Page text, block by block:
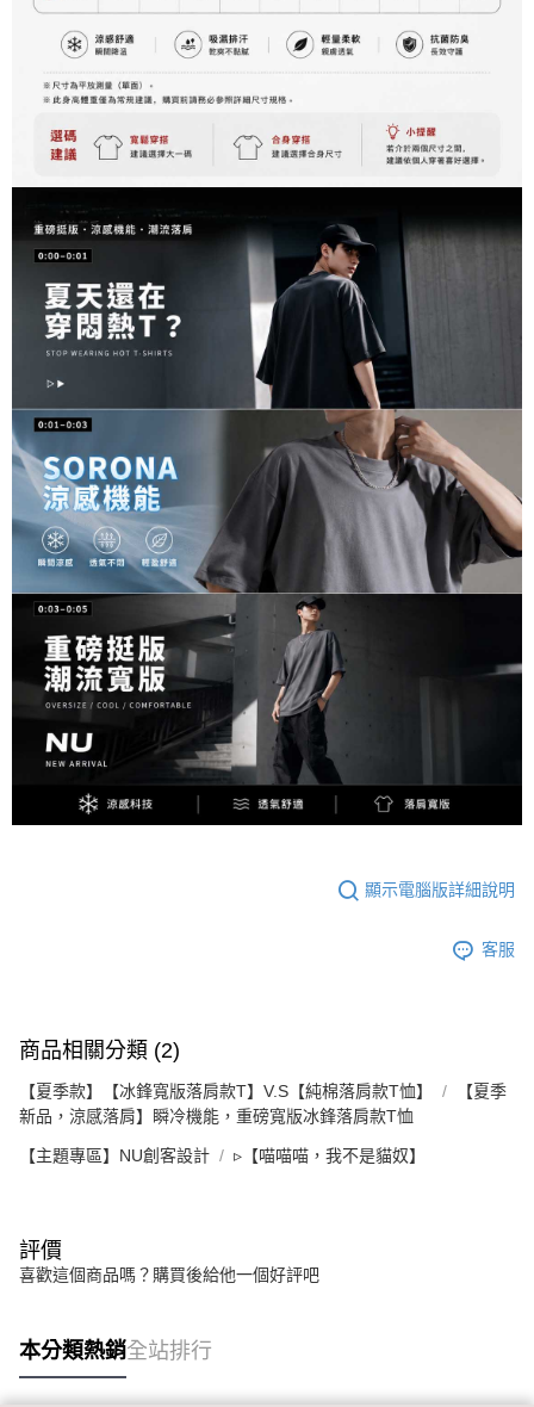
３．未成年的使用者請事先徵得法定代理人或監護人之同意方可使用
「AFTEE先享後付」，若未經同意申辦者引起之損失，本公司不負相關責
４．使用「AFTEE先享後付」時，將依據個別帳號之用戶狀況，依本公司即
時審查核予不同之上限額度；若仍有額度不足之情形，本公司將視審查結果
５．嚴禁一人註冊多個帳號或使用他人資訊註冊。若發現惡意使用之情形，
恩沛科技股份有限公司將有權停止該用戶之使用額度並採取法律行動。
顯示電腦版詳細說明
客服
商品相關分類 (2)
【夏季款】【冰鋒寬版落肩款T】V.S【純棉落肩款T恤】
【夏季
新品，涼感落肩】瞬冷機能，重磅寬版冰鋒落肩款T恤
【主題專區】NU創客設計 ▹【喵喵喵，我不是貓奴】
評價
喜歡這個商品嗎？購買後給他一個好評吧
本分類熱銷全站排行